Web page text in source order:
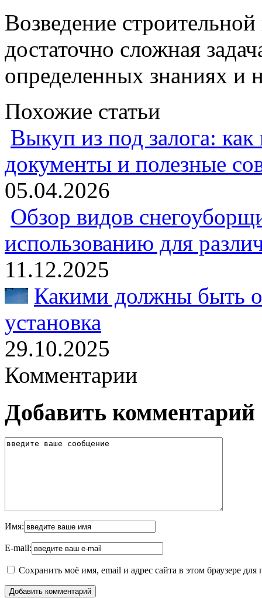
Возведение
достаточно сложная
определенных знаниях и
Похожие статьи
Выкуп из под залога:
документы и полезные
05.04.2026
Обзор видов
использованию для
11.12.2025
Какими должны быть
установка
29.10.2025
Комментарии
Добавить комментарий
Имя:
E-mail:
Сохранить моё имя, email и адрес сайта в этом браузере